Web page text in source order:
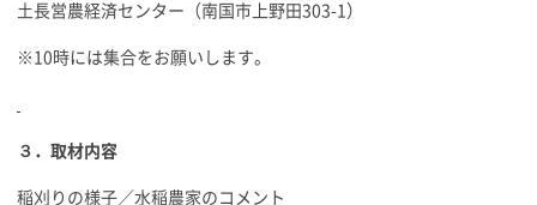
土長営農経済センター（南国市上野田303-1）
※10時には集合をお願いします。
３．取材内容
稲刈りの様子／水稲農家のコメント